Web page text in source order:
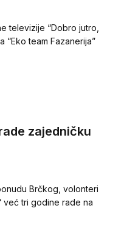
televizije “Dobro jutro,
“Eko team Fazanerija”
zajedničku
Brčkog, volonteri
već tri godine rade na